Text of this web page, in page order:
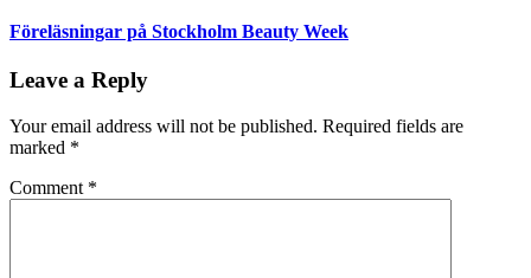
Föreläsningar på Stockholm Beauty Week
Leave a Reply
Your email address will not be published. Required fields are
marked *
Comment *